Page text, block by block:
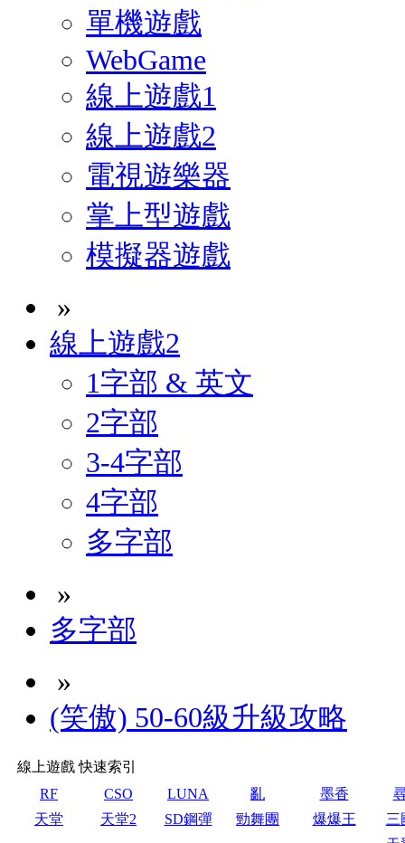
單機遊戲
WebGame
線上遊戲1
線上遊戲2
電視遊樂器
掌上型遊戲
模擬器遊戲
»
線上遊戲2
1字部 & 英文
2字部
3-4字部
4字部
多字部
»
多字部
»
(笑傲) 50-60級升級攻略
線上遊戲 快速索引
RF
CSO LUNA 亂 墨香
天堂
天堂2 SD鋼彈 勁舞團 爆爆王
三